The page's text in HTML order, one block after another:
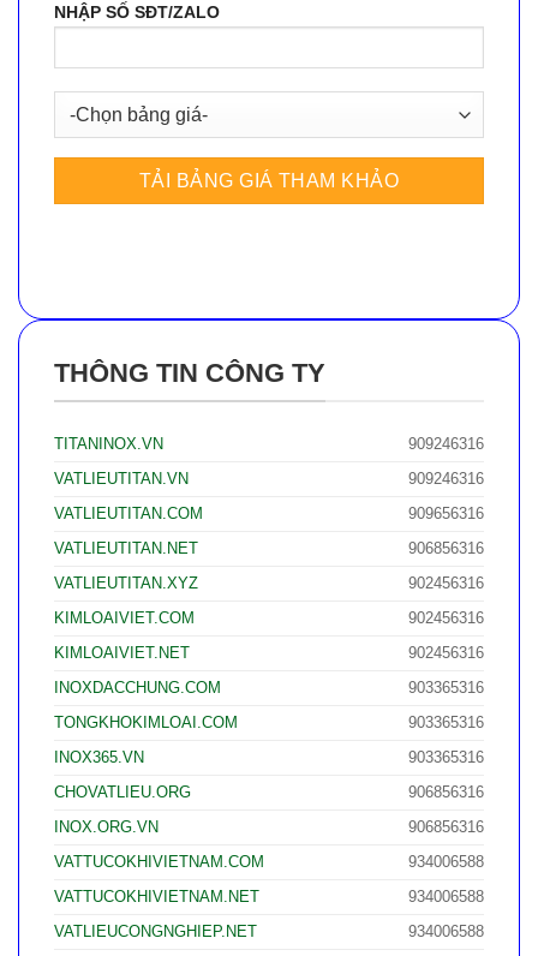
NHẬP SỐ SĐT/ZALO
THÔNG TIN CÔNG TY
TITANINOX.VN
909246316
VATLIEUTITAN.VN
909246316
VATLIEUTITAN.COM
909656316
VATLIEUTITAN.NET
906856316
VATLIEUTITAN.XYZ
902456316
KIMLOAIVIET.COM
902456316
KIMLOAIVIET.NET
902456316
INOXDACCHUNG.COM
903365316
TONGKHOKIMLOAI.COM
903365316
INOX365.VN
903365316
CHOVATLIEU.ORG
906856316
INOX.ORG.VN
906856316
VATTUCOKHIVIETNAM.COM
934006588
VATTUCOKHIVIETNAM.NET
934006588
VATLIEUCONGNGHIEP.NET
934006588